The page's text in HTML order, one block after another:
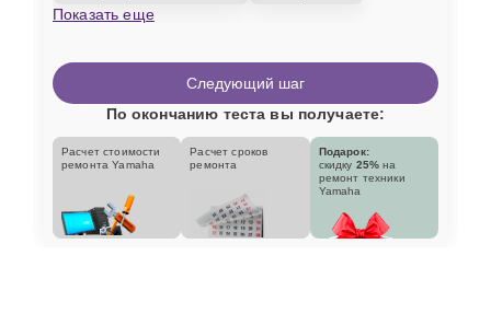
Показать еще
Следующий шаг
По окончанию теста вы получаете:
Расчет стоимости
ремонта Yamaha
Расчет сроков
ремонта
Подарок:
скидку 25% на
ремонт техники
Yamaha